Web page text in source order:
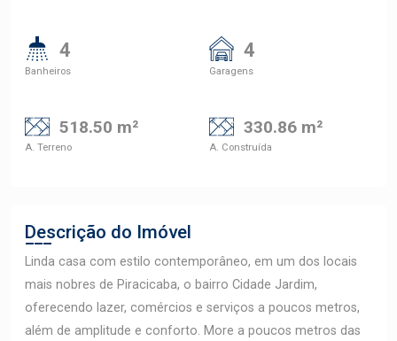
4
Banheiros
4
Garagens
518.50 m²
A. Terreno
330.86 m²
A. Construída
Descrição do Imóvel
Linda casa com estilo contemporâneo, em um dos locais
mais nobres de Piracicaba, o bairro Cidade Jardim,
oferecendo lazer, comércios e serviços a poucos metros,
além de amplitude e conforto. More a poucos metros das